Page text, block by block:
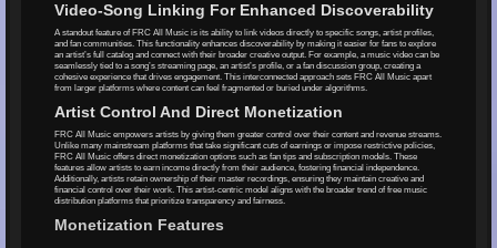
Video-Song Linking For Enhanced Discoverability
A standout feature of FRC All Music is its ability to link videos directly to specific songs, artist profiles,
and fan communities. This functionality enhances discoverability by making it easier for fans to explore
an artist’s full catalog and connect with their broader creative output. For example, a music video can be
seamlessly tied to a song’s streaming page, an artist’s profile, or a fan discussion group, creating a
cohesive experience that drives engagement. This interconnected approach sets FRC All Music apart
from larger platforms where content can feel fragmented or buried under algorithms.
Artist Control And Direct Monetization
FRC All Music empowers artists by giving them greater control over their content and revenue streams.
Unlike many mainstream platforms that take significant cuts of earnings or impose restrictive policies,
FRC All Music offers direct monetization options such as fan tips and subscription models. These
features allow artists to earn income directly from their audience, fostering financial independence.
Additionally, artists retain ownership of their master recordings, ensuring they maintain creative and
financial control over their work. This artist-centric model aligns with the broader trend of free music
distribution platforms that prioritize transparency and fairness.
Monetization Features